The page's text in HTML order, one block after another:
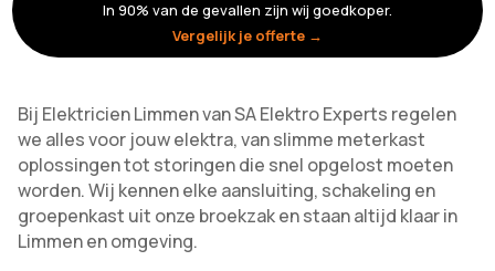
In 90% van de gevallen zijn wij goedkoper.
Vergelijk je offerte →
Bij Elektricien Limmen van SA Elektro Experts regelen
we alles voor jouw elektra, van slimme meterkast
oplossingen tot storingen die snel opgelost moeten
worden. Wij kennen elke aansluiting, schakeling en
groepenkast uit onze broekzak en staan altijd klaar in
Limmen en omgeving.